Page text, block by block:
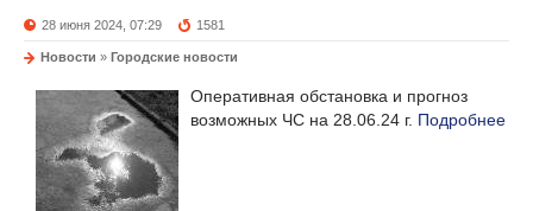
28 июня 2024, 07:29 1581
Новости » Городские новости
Оперативная обстановка и прогноз
возможных ЧС на 28.06.24 г. Подробнее